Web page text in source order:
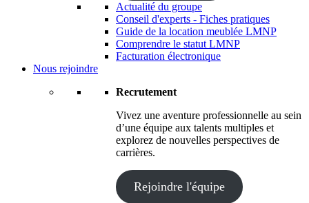
Actualité du groupe
Conseil d'experts - Fiches pratiques
Guide de la location meublée LMNP
Comprendre le statut LMNP
Facturation électronique
Nous rejoindre
Recrutement
Vivez une aventure professionnelle au sein
d’une équipe aux talents multiples et
explorez de nouvelles perspectives de
carrières.
Rejoindre l'équipe